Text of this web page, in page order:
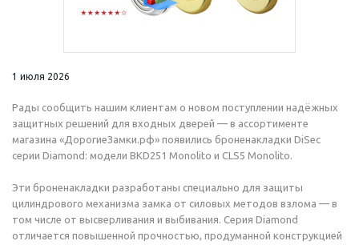
1 июля 2026
Рады сообщить нашим клиентам о новом поступлении надёжных
защитных решений для входных дверей — в ассортименте
магазина «ДорогиеЗамки.рф» появились броненакладки DiSec
серии Diamond: модели BKD251 Monolito и CLS5 Monolito.
Эти броненакладки разработаны специально для защиты
цилиндрового механизма замка от силовых методов взлома — в
том числе от высверливания и выбивания. Серия Diamond
отличается повышенной прочностью, продуманной конструкцией